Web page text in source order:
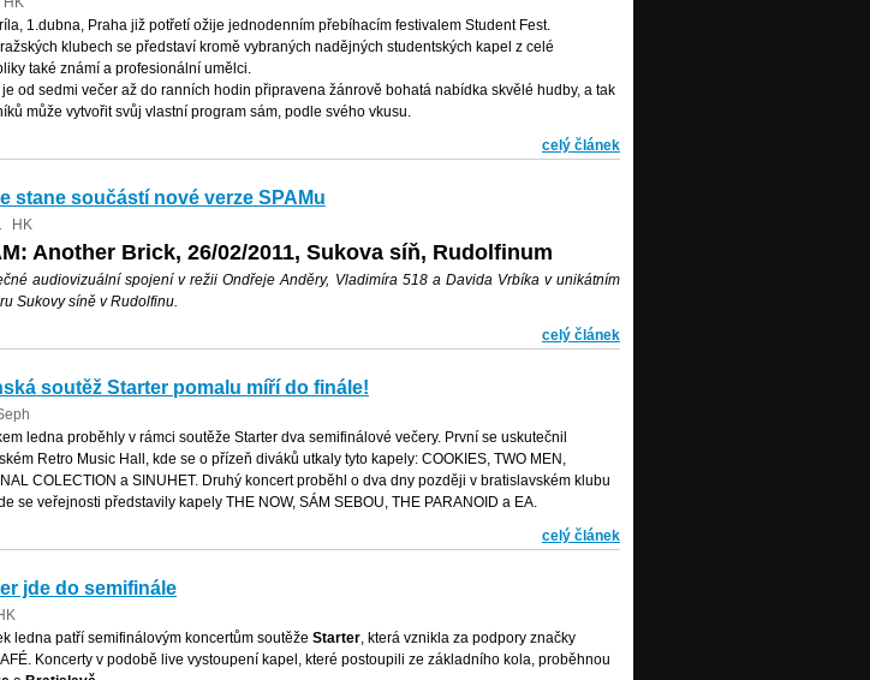
1.dubna, Praha již potřetí ožije jednodenním přebíhacím festivalem Student Fest.
klubech se představí kromě vybraných nadějných studentských kapel z celé
také známí a profesionální umělci.
od sedmi večer až do ranních hodin připravena žánrově bohatá nabídka skvělé hudby, a tak
může vytvořit svůj vlastní program sám, podle svého vkusu.
celý článek
stane součástí nové verze SPAMu
HK
Another Brick, 26/02/2011, Sukova síň, Rudolfinum
audiovizuální spojení v režii Ondřeje Anděry, Vladimíra 518 a Davida Vrbíka v unikátním
Sukovy síně v Rudolfinu.
celý článek
soutěž Starter pomalu míří do finále!
ledna proběhly v rámci soutěže Starter dva semifinálové večery. První se uskutečnil
Retro Music Hall, kde se o přízeň diváků utkaly tyto kapely: COOKIES, TWO MEN,
COLECTION a SINUHET. Druhý koncert proběhl o dva dny později v bratislavském klubu
se veřejnosti představily kapely THE NOW, SÁM SEBOU, THE PARANOID a EA.
celý článek
jde do semifinále
ledna patří semifinálovým koncertům soutěže Starter, která vznikla za podpory značky
Koncerty v podobě live vystoupení kapel, které postoupili ze základního kola, proběhnou